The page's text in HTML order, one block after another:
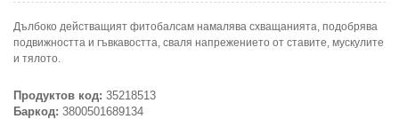
Дълбоко действащият фитобалсам намалява схващанията, подобрява
подвижността и гъвкавостта, сваля напрежението от ставите, мускулите
и тялото.
Продуктов код: 35218513
Баркод: 3800501689134